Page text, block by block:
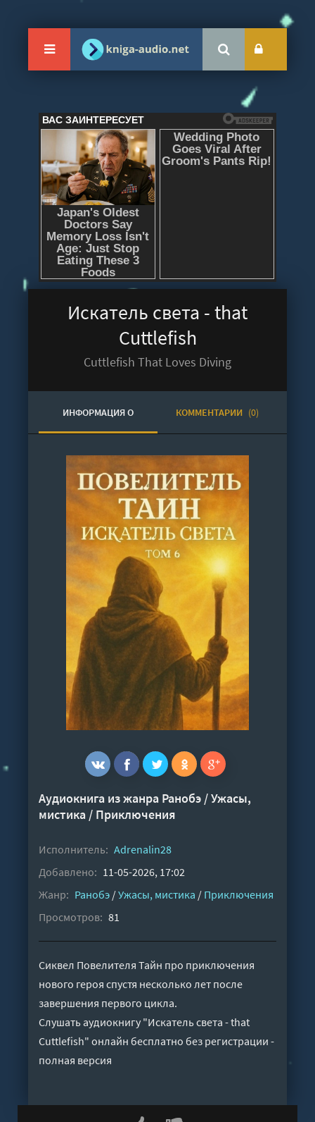
Искатель света - that
Cuttlefish
Cuttlefish That Loves Diving
ИНФОРМАЦИЯ О
АУДИОКНИГЕ
КОММЕНТАРИИ (0)
Аудиокнига из жанра Ранобэ /Ужасы,
мистика / Приключения
Исполнитель: Adrenalin28
Добавлено: 11-05-2026, 17:02
Жанр: Ранобэ /Ужасы, мистика / Приключения
Просмотров: 81
Сиквел Повелителя Тайн про приключения
нового героя спустя несколько лет после
завершения первого цикла.
Слушать аудиокнигу "Искатель света - that
Cuttlefish" онлайн бесплатно без регистрации -
полная версия